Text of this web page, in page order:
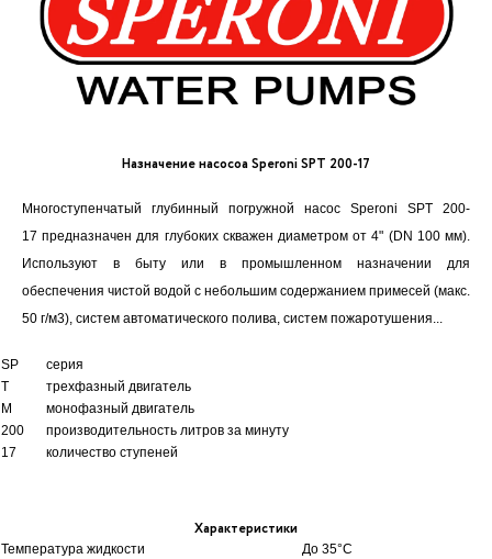
Назначение насосоа Speroni SPT 200-17
Многоступенчатый глубинный погружной насос Speroni SPT 200-
17 предназначен для глубоких скважен диаметром от 4" (DN 100 мм).
Используют в быту или в промышленном назначении для
обеспечения чистой водой с небольшим содержанием примесей (макс.
50 г/м3), систем автоматического полива, систем пожаротушения...
SP
серия
T
трехфазный двигатель
M
монофазный двигатель
200
производительность литров за минуту
17
количество ступеней
Характеристики
Температура жидкости До 35°C